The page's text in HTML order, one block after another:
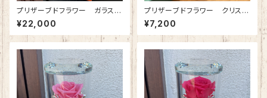
プリザーブドフラワー ガラスケ
¥22,000
プリザーブドフラワー クリスタ
ルブレス(ジュエリーボックス)プ
ラチナブルー
¥7,200